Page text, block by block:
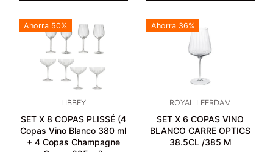
Ahorra 50%
LIBBEY
SET X 8 COPAS PLISSÉ (4
Copas Vino Blanco 380 ml
+ 4 Copas Champagne
Ahorra 36%
ROYAL LEERDAM
SET X 6 COPAS VINO
BLANCO CARRE OPTICS
38.5CL /385 M